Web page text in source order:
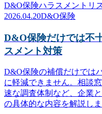
D&O保険ハラスメント リ
2026.04.20D&O保険
D&O保険だけでは不
スメント対策
D&O保険の補償だけでは
に軽減できません。相談
速な調査体制など、企業
の具体的な内容を解説し